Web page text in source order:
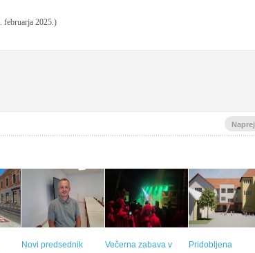
februarja 2025.)
Naprej
Novi predsednik
Večerna zabava v
Pridobljena